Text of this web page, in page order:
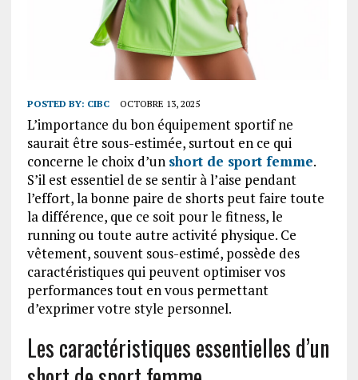
POSTED BY: CIBC OCTOBRE 13, 2025
L’importance du bon équipement sportif ne
saurait être sous-estimée, surtout en ce qui
concerne le choix d’un short de sport femme.
S’il est essentiel de se sentir à l’aise pendant
l’effort, la bonne paire de shorts peut faire toute
la différence, que ce soit pour le fitness, le
running ou toute autre activité physique. Ce
vêtement, souvent sous-estimé, possède des
caractéristiques qui peuvent optimiser vos
performances tout en vous permettant
d’exprimer votre style personnel.
Les caractéristiques essentielles d’un